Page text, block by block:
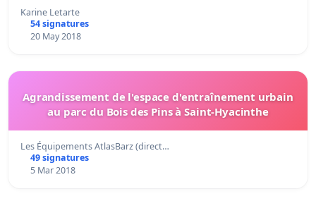
Karine Letarte
54 signatures
20 May 2018
Agrandissement de l'espace d'entraînement urbain
au parc du Bois des Pins à Saint-Hyacinthe
Les Équipements AtlasBarz (direct…
49 signatures
5 Mar 2018